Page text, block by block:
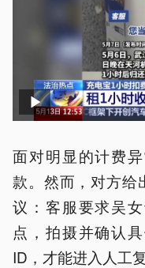
面对明显的计费
款。然而，对方给
议：客服要求吴
点，拍摄并确认
ID，才能进入人工